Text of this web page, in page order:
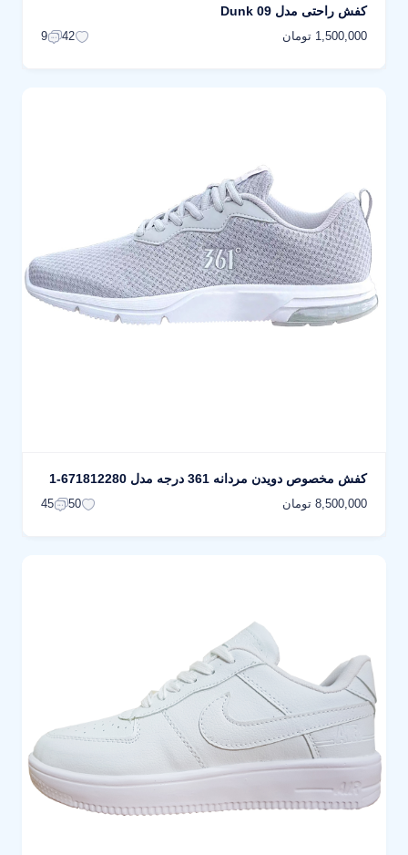
کفش راحتی مدل Dunk 09
1,500,000 تومان 42
9
کفش مخصوص دویدن مردانه 361 درجه مدل 671812280-1
8,500,000 تومان 50
45